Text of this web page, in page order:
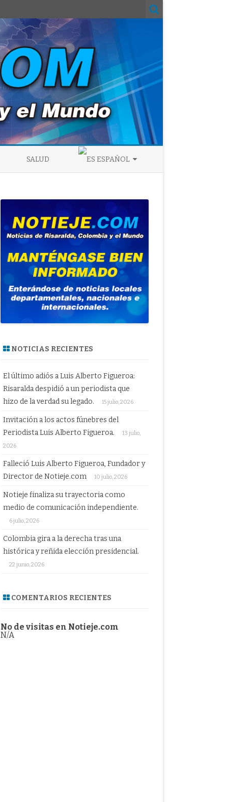
SALUD ESPAÑOL
ESPAÑOL
NOTICIAS RECIENTES
El último adiós a Luis Alberto Figueroa:
Risaralda despidió a un periodista que
hizo de la verdad su legado.
15 julio, 2026
Invitación a los actos fúnebres del
Periodista Luis Alberto Figueroa.
13 julio,
2026
Falleció Luis Alberto Figueroa, Fundador y
Director de Notieje.com
10 julio, 2026
Notieje finaliza su trayectoria como
medio de comunicación independiente.
6 julio, 2026
Colombia gira a la derecha tras una
histórica y reñida elección presidencial.
22 junio, 2026
COMENTARIOS RECIENTES
No de visitas en Notieje.com
N/A